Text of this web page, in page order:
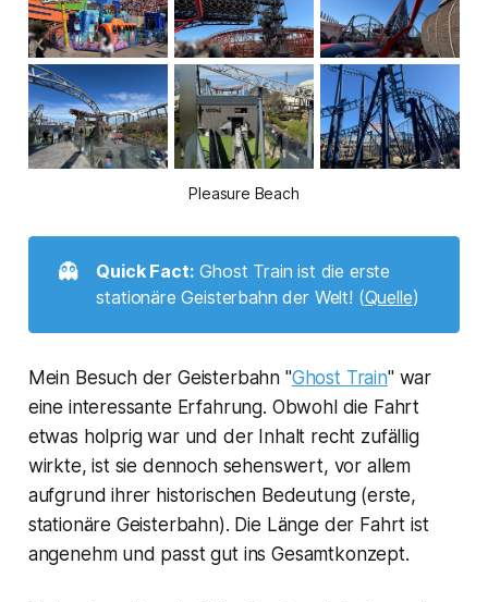
Pleasure Beach
👻 Quick Fact: Ghost Train ist die erste
stationäre Geisterbahn der Welt! (Quelle)
Mein Besuch der Geisterbahn "Ghost Train" war
eine interessante Erfahrung. Obwohl die Fahrt
etwas holprig war und der Inhalt recht zufällig
wirkte, ist sie dennoch sehenswert, vor allem
aufgrund ihrer historischen Bedeutung (erste,
stationäre Geisterbahn). Die Länge der Fahrt ist
angenehm und passt gut ins Gesamtkonzept.